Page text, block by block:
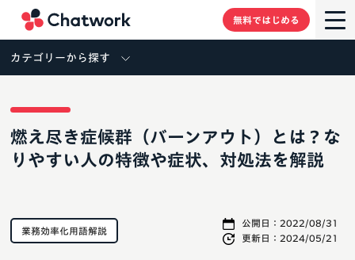
無料ではじめる
カテゴリーから探す
燃え尽き症候群（バーンアウト）とは？な
りやすい人の特徴や症状、対処法を解説
公開日： 2022/08/31
更新日： 2024/05/21
業務効率化用語解説